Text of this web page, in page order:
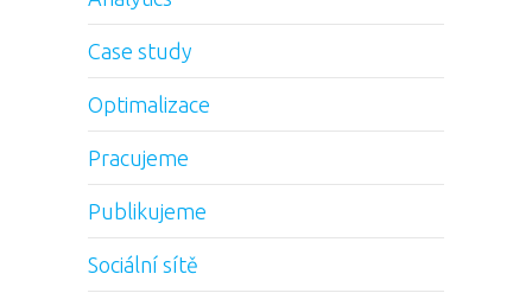
Case study
Optimalizace
Pracujeme
Publikujeme
Sociální sítě